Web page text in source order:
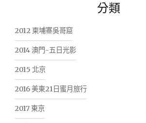
分類
2012 柬埔寨吳哥窟
2014 澳門-五日光影
2015 北京
2016 美東21日蜜月旅行
2017 東京